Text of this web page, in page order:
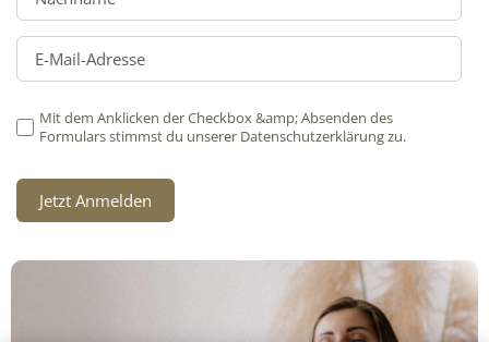
Mit dem Anklicken der Checkbox &amp; Absenden des
Formulars stimmst du unserer Datenschutzerklärung zu.
Jetzt Anmelden